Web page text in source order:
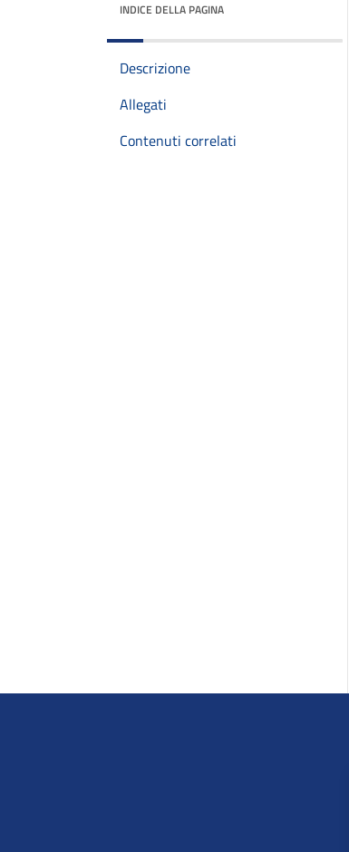
INDICE DELLA PAGINA
Descrizione
Allegati
Contenuti correlati